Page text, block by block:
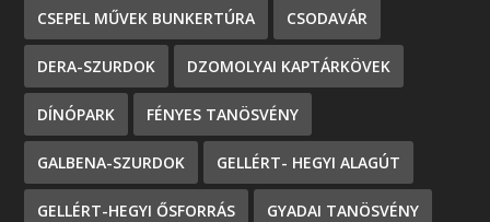
CSEPEL MŰVEK BUNKERTÚRA CSODAVÁR
DERA-SZURDOK DZOMOLYAI KAPTÁRKÖVEK
DÍNÓPARK FÉNYES TANÖSVÉNY
GALBENA-SZURDOK GELLÉRT- HEGYI ALAGÚT
GELLÉRT-HEGYI ŐSFORRÁS GYADAI TANÖSVÉNY